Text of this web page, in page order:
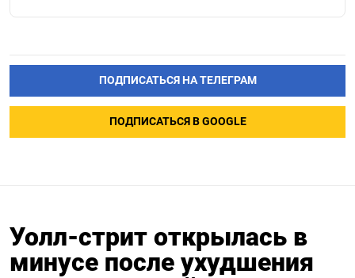
ПОДПИСАТЬСЯ НА ТЕЛЕГРАМ
ПОДПИСАТЬСЯ В GOOGLE
Уолл-стрит открылась в
минусе после ухудшения